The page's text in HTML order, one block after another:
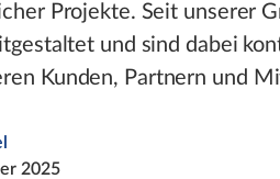
Projekte. Seit unserer
und sind dabei
Kunden, Partnern und
2025